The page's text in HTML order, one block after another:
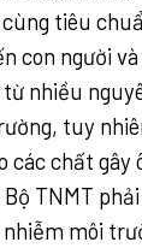
tiêu
con người
nhiều
tuy
các chất gây
TNMT
môi